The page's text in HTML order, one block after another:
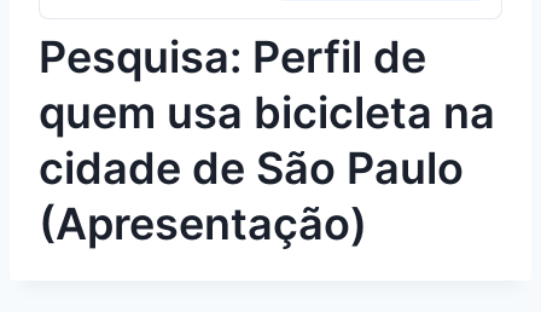
Pesquisa: Perfil de
quem usa bicicleta na
cidade de São Paulo
(Apresentação)